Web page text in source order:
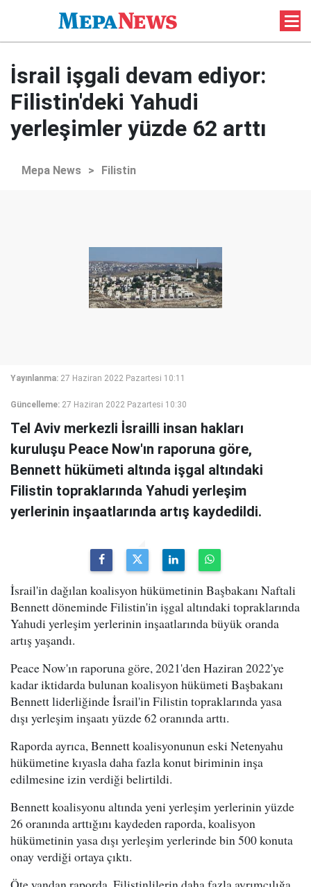
İsrail işgali devam ediyor:
Filistin'deki Yahudi
yerleşimler yüzde 62 arttı
Mepa News > Filistin
Yayınlanma: 27 Haziran 2022 Pazartesi 10:11
Güncelleme: 27 Haziran 2022 Pazartesi 10:30
Tel Aviv merkezli İsrailli insan hakları
kuruluşu Peace Now'ın raporuna göre,
Bennett hükümeti altında işgal altındaki
Filistin topraklarında Yahudi yerleşim
yerlerinin inşaatlarında artış kaydedildi.
İsrail'in dağılan koalisyon hükümetinin Başbakanı Naftali
Bennett döneminde Filistin'in işgal altındaki topraklarında
Yahudi yerleşim yerlerinin inşaatlarında büyük oranda
artış yaşandı.
Peace Now'ın raporuna göre, 2021'den Haziran 2022'ye
kadar iktidarda bulunan koalisyon hükümeti Başbakanı
Bennett liderliğinde İsrail'in Filistin topraklarında yasa
dışı yerleşim inşaatı yüzde 62 oranında arttı.
Raporda ayrıca, Bennett koalisyonunun eski Netenyahu
hükümetine kıyasla daha fazla konut biriminin inşa
edilmesine izin verdiği belirtildi.
Bennett koalisyonu altında yeni yerleşim yerlerinin yüzde
26 oranında arttığını kaydeden raporda, koalisyon
hükümetinin yasa dışı yerleşim yerlerinde bin 500 konuta
onay verdiği ortaya çıktı.